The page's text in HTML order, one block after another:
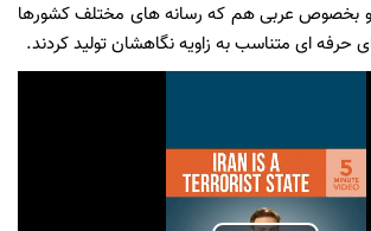
و بخصوص عربی هم که رسانه های مختلف کشورها
حرفه ای متناسب به زاویه نگاهشان تولید کردند.